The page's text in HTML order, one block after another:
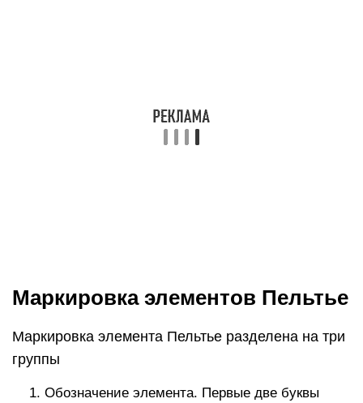
Маркировка элементов Пельтье
Маркировка элемента Пельтье разделена на три
группы
Обозначение элемента. Первые две буквы